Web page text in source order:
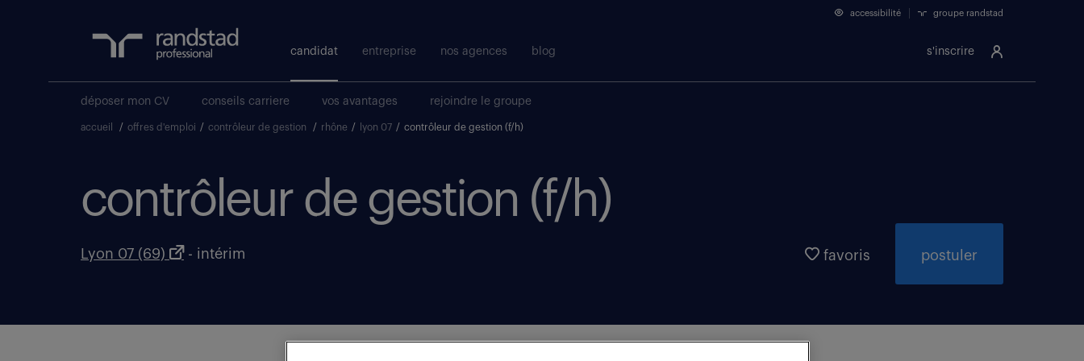
s'inscrire
accessibilité groupe randstad
candidat entreprise nos agences blog
déposer mon CV conseils carriere vos avantages rejoindre le groupe
accueil / offres d'emploi / contrôleur de gestion / rhône / lyon 07 / contrôleur de gestion (f/h)
contrôleur de gestion (f/h)
Lyon 07 (69) - intérim postuler
favoris